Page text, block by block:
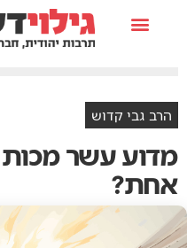
הרב גבי קדוש
מדוע עשר
אחת?